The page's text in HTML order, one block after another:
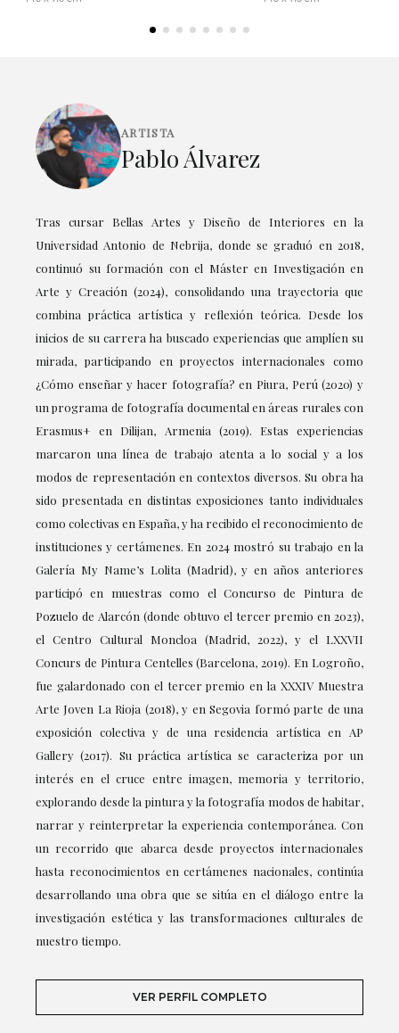
ARTISTA
Pablo Álvarez
Tras cursar Bellas Artes y Diseño de Interiores en la
Universidad Antonio de Nebrija, donde se graduó en 2018,
continuó su formación con el Máster en Investigación en
Arte y Creación (2024), consolidando una trayectoria que
combina práctica artística y reflexión teórica. Desde los
inicios de su carrera ha buscado experiencias que amplíen su
mirada, participando en proyectos internacionales como
¿Cómo enseñar y hacer fotografía? en Piura, Perú (2020) y
un programa de fotografía documental en áreas rurales con
Erasmus+ en Dilijan, Armenia (2019). Estas experiencias
marcaron una línea de trabajo atenta a lo social y a los
modos de representación en contextos diversos. Su obra ha
sido presentada en distintas exposiciones tanto individuales
como colectivas en España, y ha recibido el reconocimiento de
instituciones y certámenes. En 2024 mostró su trabajo en la
Galería My Name’s Lolita (Madrid), y en años anteriores
participó en muestras como el Concurso de Pintura de
Pozuelo de Alarcón (donde obtuvo el tercer premio en 2023),
el Centro Cultural Moncloa (Madrid, 2022), y el LXXVII
Concurs de Pintura Centelles (Barcelona, 2019). En Logroño,
fue galardonado con el tercer premio en la XXXIV Muestra
Arte Joven La Rioja (2018), y en Segovia formó parte de una
exposición colectiva y de una residencia artística en AP
Gallery (2017). Su práctica artística se caracteriza por un
interés en el cruce entre imagen, memoria y territorio,
explorando desde la pintura y la fotografía modos de habitar,
narrar y reinterpretar la experiencia contemporánea. Con
un recorrido que abarca desde proyectos internacionales
hasta reconocimientos en certámenes nacionales, continúa
desarrollando una obra que se sitúa en el diálogo entre la
investigación estética y las transformaciones culturales de
nuestro tiempo.
VER PERFIL COMPLETO